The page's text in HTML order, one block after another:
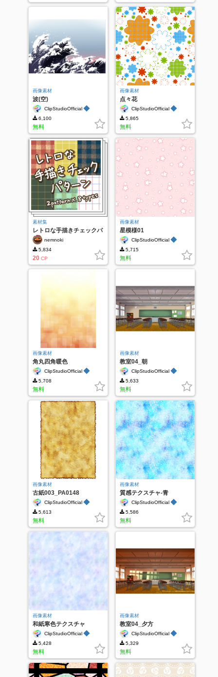
画像素材
波(空)
ClipStudioOfficial ◆
6,100
無料
画像素材
点々花
ClipStudioOfficial ◆
5,865
無料
素材集
レトロな手描きチェックパ
ターンnemnoki
5,834
20 CP
画像素材
星模様01
ClipStudioOfficial ◆
5,715
無料
画像素材
角丸四角暖色
ClipStudioOfficial ◆
5,708
無料
画像素材
教室04_朝
ClipStudioOfficial ◆
5,633
無料
画像素材
古紙003_PA0148
ClipStudioOfficial ◆
5,613
無料
画像素材
質感テクスチャ-青
ClipStudioOfficial ◆
5,586
無料
画像素材
和紙寒色テクスチャ
_PA0011ClipStudioOfficial ◆
5,428
無料
画像素材
教室04_夕方
ClipStudioOfficial ◆
5,329
無料